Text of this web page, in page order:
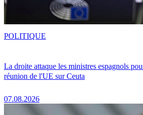
La droite attaque les ministres espagnols
réunion de l'UE sur Ceuta
07.08.2026
POLITIQUE